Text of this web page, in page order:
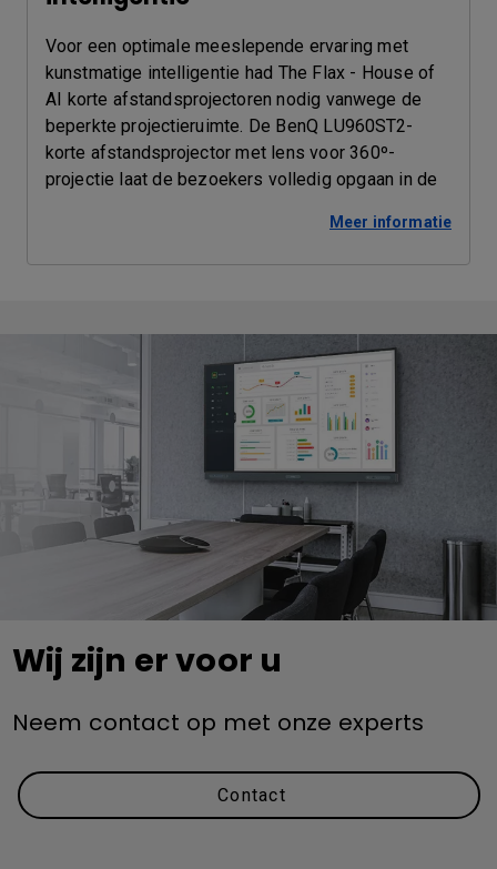
Voor een optimale meeslepende ervaring met
kunstmatige intelligentie had The Flax - House of
AI korte afstandsprojectoren nodig vanwege de
beperkte projectieruimte. De BenQ LU960ST2-
korte afstandsprojector met lens voor 360º-
projectie laat de bezoekers volledig opgaan in de
Meer informatie
Wij zijn er voor u
Neem contact op met onze experts
Contact